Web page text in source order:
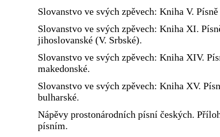
Slovanstvo ve svých zpěvech: Kniha V.
Slovanstvo ve svých zpěvech: Kniha XI.
jihoslovanské (V. Srbské).
Slovanstvo ve svých zpěvech: Kniha XIV.
makedonské.
Slovanstvo ve svých zpěvech: Kniha XV.
bulharské.
Nápěvy prostonárodních písní českých.
písním.